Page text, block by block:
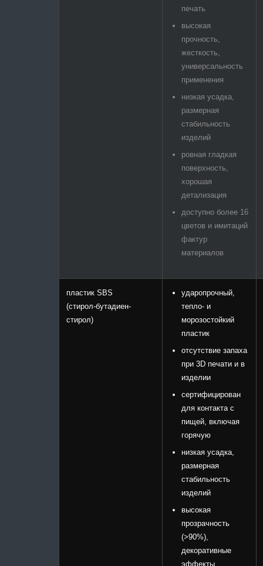
печать
высокая
прочность,
жесткость,
универсальность
применения
низкая усадка,
размерная
стабильность
изделий
ровная гладкая
поверхность,
хорошая
детализация
доступно более 16
цветов и имитаций
фактур
материалов
пластик SBS
(стирол-бутадиен-
стирол)
ударопрочный,
тепло- и
морозостойкий
пластик
отсутствие запаха
при 3D печати и в
изделии
сертифицирован
для контакта с
пищей, включая
горячую
низкая усадка,
размерная
стабильность
изделий
высокая
прозрачность
(>90%),
декоративные
эффекты